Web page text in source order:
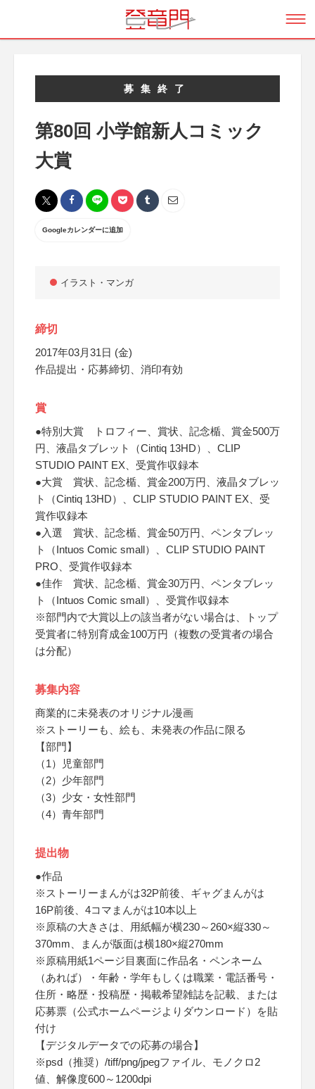
募集終了
第80回 小学館新人コミック
大賞
Googleカレンダーに追加
イラスト・マンガ
締切
2017年03月31日 (金)
作品提出・応募締切、消印有効
賞
●特別大賞 トロフィー、賞状、記念楯、賞金500万
円、液晶タブレット（Cintiq 13HD）、CLIP
STUDIO PAINT EX、受賞作収録本
●大賞 賞状、記念楯、賞金200万円、液晶タブレッ
ト（Cintiq 13HD）、CLIP STUDIO PAINT EX、受
賞作収録本
●入選 賞状、記念楯、賞金50万円、ペンタブレッ
ト（Intuos Comic small）、CLIP STUDIO PAINT
PRO、受賞作収録本
●佳作 賞状、記念楯、賞金30万円、ペンタブレッ
ト（Intuos Comic small）、受賞作収録本
※部門内で大賞以上の該当者がない場合は、トップ
受賞者に特別育成金100万円（複数の受賞者の場合
は分配）
募集内容
商業的に未発表のオリジナル漫画
※ストーリーも、絵も、未発表の作品に限る
【部門】
（1）児童部門
（2）少年部門
（3）少女・女性部門
（4）青年部門
提出物
●作品
※ストーリーまんがは32P前後、ギャグまんがは
16P前後、4コマまんがは10本以上
※原稿の大きさは、用紙幅が横230～260×縦330～
370mm、まんが版面は横180×縦270mm
※原稿用紙1ページ目裏面に作品名・ペンネーム
（あれば）・年齢・学年もしくは職業・電話番号・
住所・略歴・投稿歴・掲載希望雑誌を記載、または
応募票（公式ホームページよりダウンロード）を貼
付け
【デジタルデータでの応募の場合】
※psd（推奨）/tiff/png/jpegファイル、モノクロ2
値、解像度600～1200dpi